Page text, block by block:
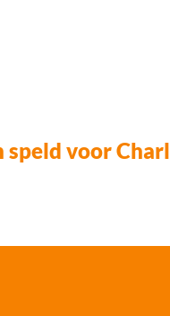
speld voor